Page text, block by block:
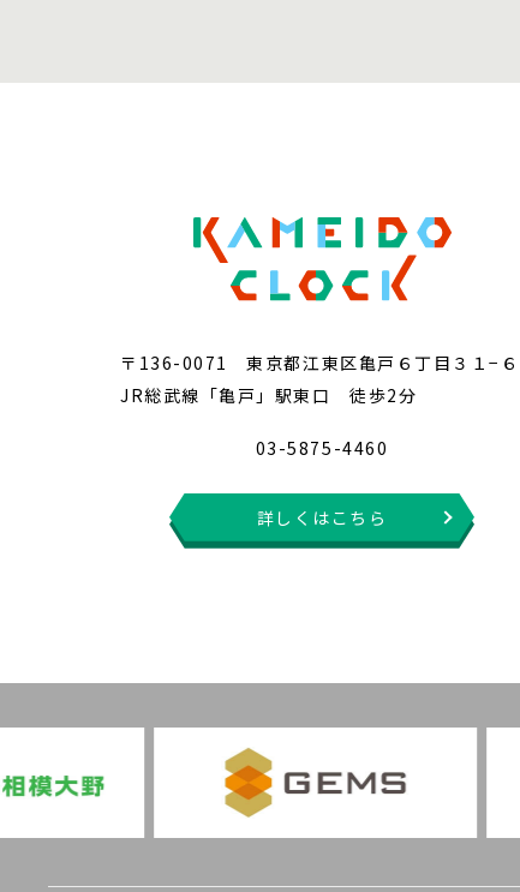
〒136-0071 東京都江東区亀戸６丁目３１−６
JR総武線「亀戸」駅東口 徒歩2分
03-5875-4460
詳しくはこちら